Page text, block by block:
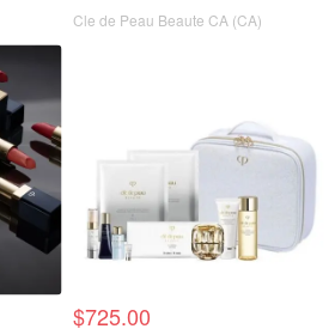
Cle de Peau Beaute CA (CA)
$725.00